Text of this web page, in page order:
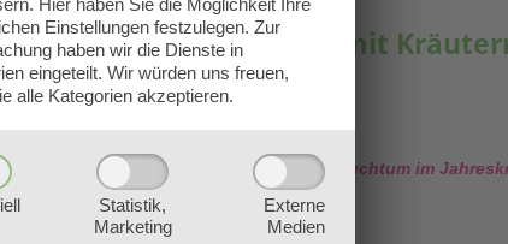
Hier haben Sie die Möglichkeit Ihre
Einstellungen festzulegen. Zur
haben wir die Dienste in
eingeteilt. Wir würden uns freuen,
alle Kategorien akzeptieren.
Statistik,
Marketing
Externe
Medien
für Räuchern mit
Mythologie, Rituale & Kräuter-Brauchtum im